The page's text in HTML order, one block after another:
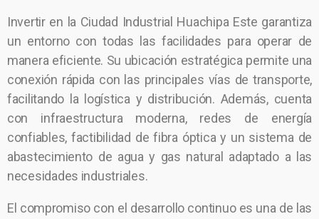
Invertir en la Ciudad Industrial Huachipa Este garantiza
un entorno con todas las facilidades para operar de
manera eficiente. Su ubicación estratégica permite una
conexión rápida con las principales vías de transporte,
facilitando la logística y distribución. Además, cuenta
con infraestructura moderna, redes de energía
confiables, factibilidad de fibra óptica y un sistema de
abastecimiento de agua y gas natural adaptado a las
necesidades industriales.
El compromiso con el desarrollo continuo es una de las